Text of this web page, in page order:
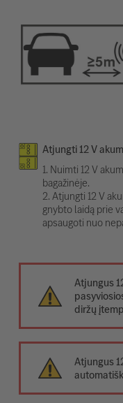
Atjungti 12 V
1. Nuimti 12 V
bagažinėje.
2. Atjungti 12 V
gnybto laidą prie
apsaugoti nuo
Atjungus
diržų
Atjungus